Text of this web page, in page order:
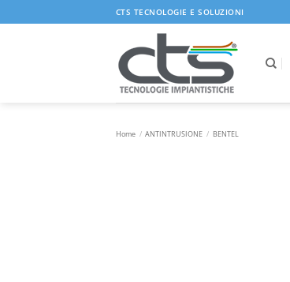
ai
CTS TECNOLOGIE E SOLUZIONI
Home / ANTINTRUSIONE / BENTEL